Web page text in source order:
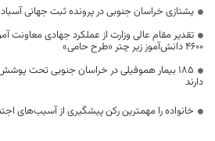
یشتازی خراسان جنوبی در پرونده ثبت جهانی
تقدیر مقام عالی وزارت از عملکرد جهادی معاونت
۴۶۰۰ دانش‌آموز زیر چتر «طرح حامی»
۱۸۵ بیمار هموفیلی در خراسان جنوبی تحت
دارند
خانواده را مهمترین رکن پیشگیری از آسیب‌های